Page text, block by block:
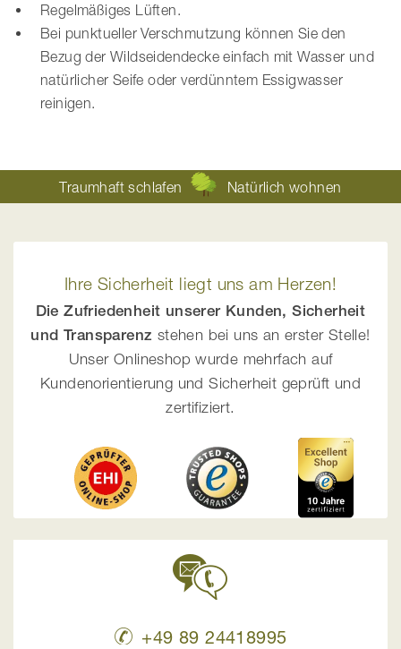
Regelmäßiges Lüften.
Bei punktueller Verschmutzung können Sie den
Bezug der Wildseidendecke einfach mit Wasser und
natürlicher Seife oder verdünntem Essigwasser
reinigen.
Traumhaft schlafen Natürlich wohnen
Ihre Sicherheit liegt uns am Herzen!
Die Zufriedenheit unserer Kunden, Sicherheit
und Transparenz stehen bei uns an erster Stelle!
Unser Onlineshop wurde mehrfach auf
Kundenorientierung und Sicherheit geprüft und
zertifiziert.
+49 89 24418995